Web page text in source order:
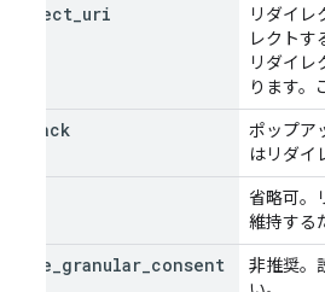
redirect uri
リダイレ
レクトす
リダイレ
ります。
callback
ポップア
はリダイ
省略可。
維持する
enable granular consent 非推奨。